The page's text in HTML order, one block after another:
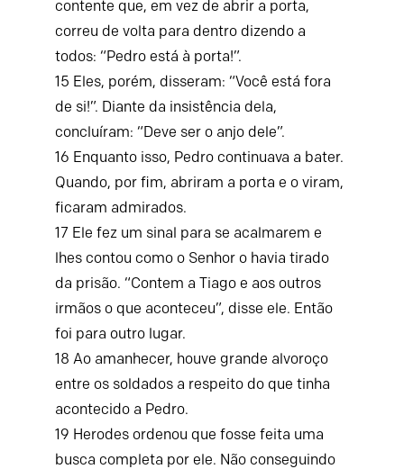
contente que, em vez de abrir a porta,
correu de volta para dentro dizendo a
todos: “Pedro está à porta!”.
15 Eles, porém, disseram: “Você está fora
de si!”. Diante da insistência dela,
concluíram: “Deve ser o anjo dele”.
16 Enquanto isso, Pedro continuava a bater.
Quando, por fim, abriram a porta e o viram,
ficaram admirados.
17 Ele fez um sinal para se acalmarem e
lhes contou como o Senhor o havia tirado
da prisão. “Contem a Tiago e aos outros
irmãos o que aconteceu”, disse ele. Então
foi para outro lugar.
18 Ao amanhecer, houve grande alvoroço
entre os soldados a respeito do que tinha
acontecido a Pedro.
19 Herodes ordenou que fosse feita uma
busca completa por ele. Não conseguindo